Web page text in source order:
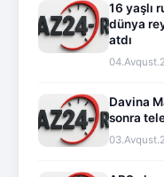
16 yaşlı
dünya
atdı
Davina
sonra